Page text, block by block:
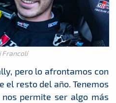
Francolí
pero lo afrontamos con
el resto del año. Tenemos
permite ser algo más